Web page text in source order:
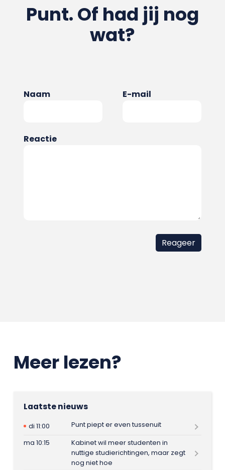
Punt. Of had jij nog
wat?
Naam E-mail
Reactie
Meer lezen?
Laatste nieuws
di 11:00
Punt piept er even tussenuit
ma 10:15
Kabinet wil meer studenten in
nuttige studierichtingen, maar zegt
nog niet hoe